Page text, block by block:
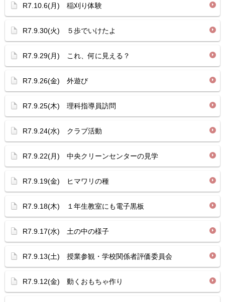
R7.10.6(月) 稲刈り体験
R7.9.30(火) ５歩でいけたよ
R7.9.29(月) これ、何に見える？
R7.9.26(金) 外遊び
R7.9.25(木) 理科指導員訪問
R7.9.24(水) クラブ活動
R7.9.22(月) 中央クリーンセンターの見学
R7.9.19(金) ヒマワリの種
R7.9.18(木) １年生教室にも電子黒板
R7.9.17(水) 土の中の様子
R7.9.13(土) 授業参観・学校関係者評価委員会
R7.9.12(金) 動くおもちゃ作り